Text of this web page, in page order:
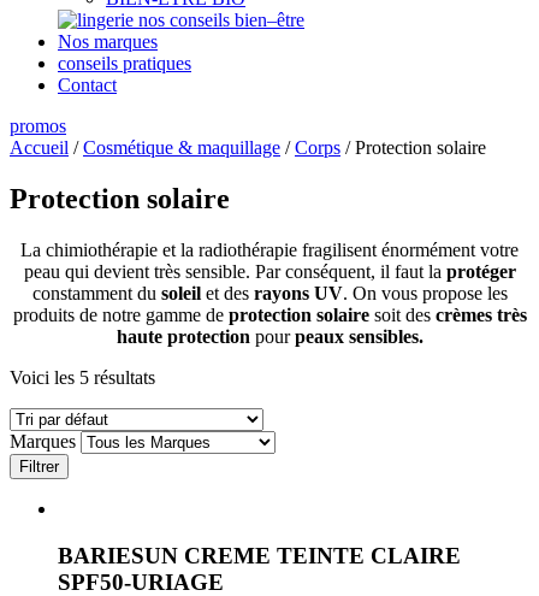
nos conseils bien–être
Nos marques
conseils pratiques
Contact
promos
Accueil /Cosmétique & maquillage /Corps / Protection solaire
Protection solaire
La chimiothérapie et la radiothérapie fragilisent énormément votre
peau qui devient très sensible. Par conséquent, il faut la protéger
constamment du soleilet des rayons UV. On vous propose les
produits de notre gamme de protection solairesoit descrèmes très
haute protection pourpeaux sensibles.
Voici les 5 résultats
Marques
Filtrer
BARIESUN CREME TEINTE CLAIRE
SPF50-URIAGE